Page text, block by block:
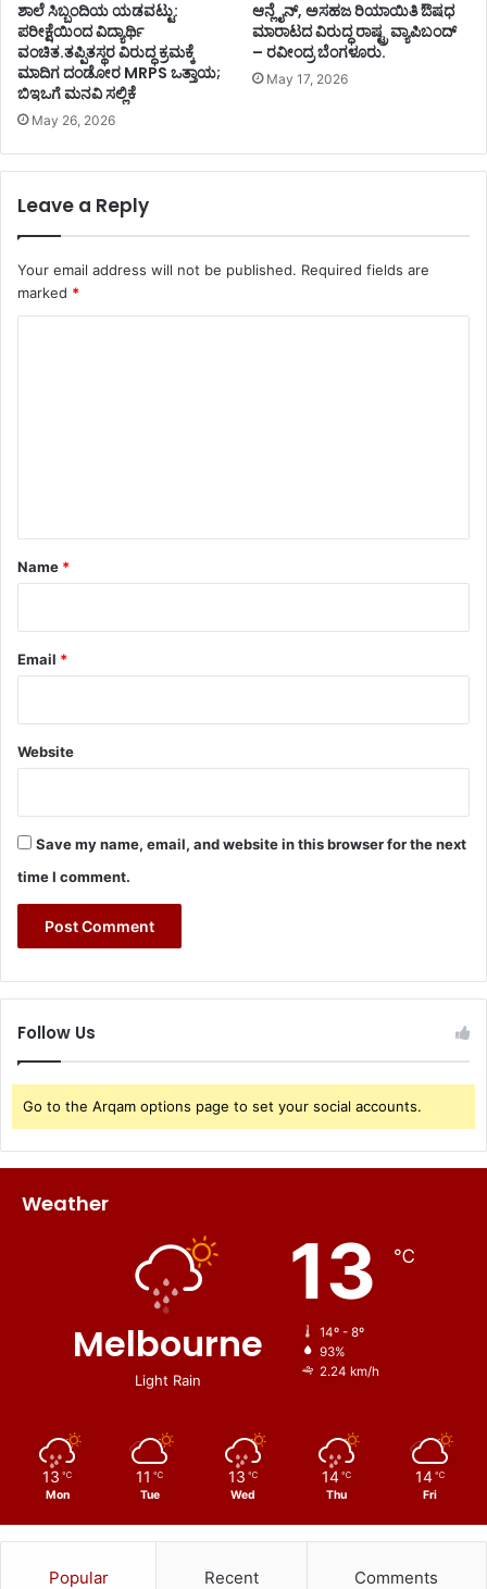
ಶಾಲೆ ಸಿಬ್ಬಂದಿಯ ಯಡವಟ್ಟು:
ಪರೀಕ್ಷೆಯಿಂದ ವಿದ್ಯಾರ್ಥಿ
ವಂಚಿತ.ತಪ್ಪಿತಸ್ಥರ ವಿರುದ್ಧ ಕ್ರಮಕ್ಕೆ
ಮಾದಿಗ ದಂಡೋರ MRPS ಒತ್ತಾಯ;
ಬಿಇಒಗೆ ಮನವಿ ಸಲ್ಲಿಕೆ
May 26, 2026
ಆನ್ಲೈನ್, ಅಸಹಜ ರಿಯಾಯಿತಿ ಔಷಧ
ಮಾರಾಟದ ವಿರುದ್ಧ ರಾಷ್ಟ್ರ ವ್ಯಾಪಿಬಂದ್
– ರವೀಂದ್ರ ಬೆಂಗಳೂರು.
May 17, 2026
Leave a Reply
Your email address will not be published. Required fields are
marked *
*
Name *
Email *
Website
Save my name, email, and website in this browser for the next
time I comment.
Follow Us
Go to the Arqam options page to set your social accounts.
Weather
Melbourne
Light Rain
13 ℃
14º - 8º
93%
2.24 km/h
13 ℃
Mon
11 ℃
Tue
13 ℃
Wed
14 ℃
Thu
14 ℃
Fri
Popular Recent Comments